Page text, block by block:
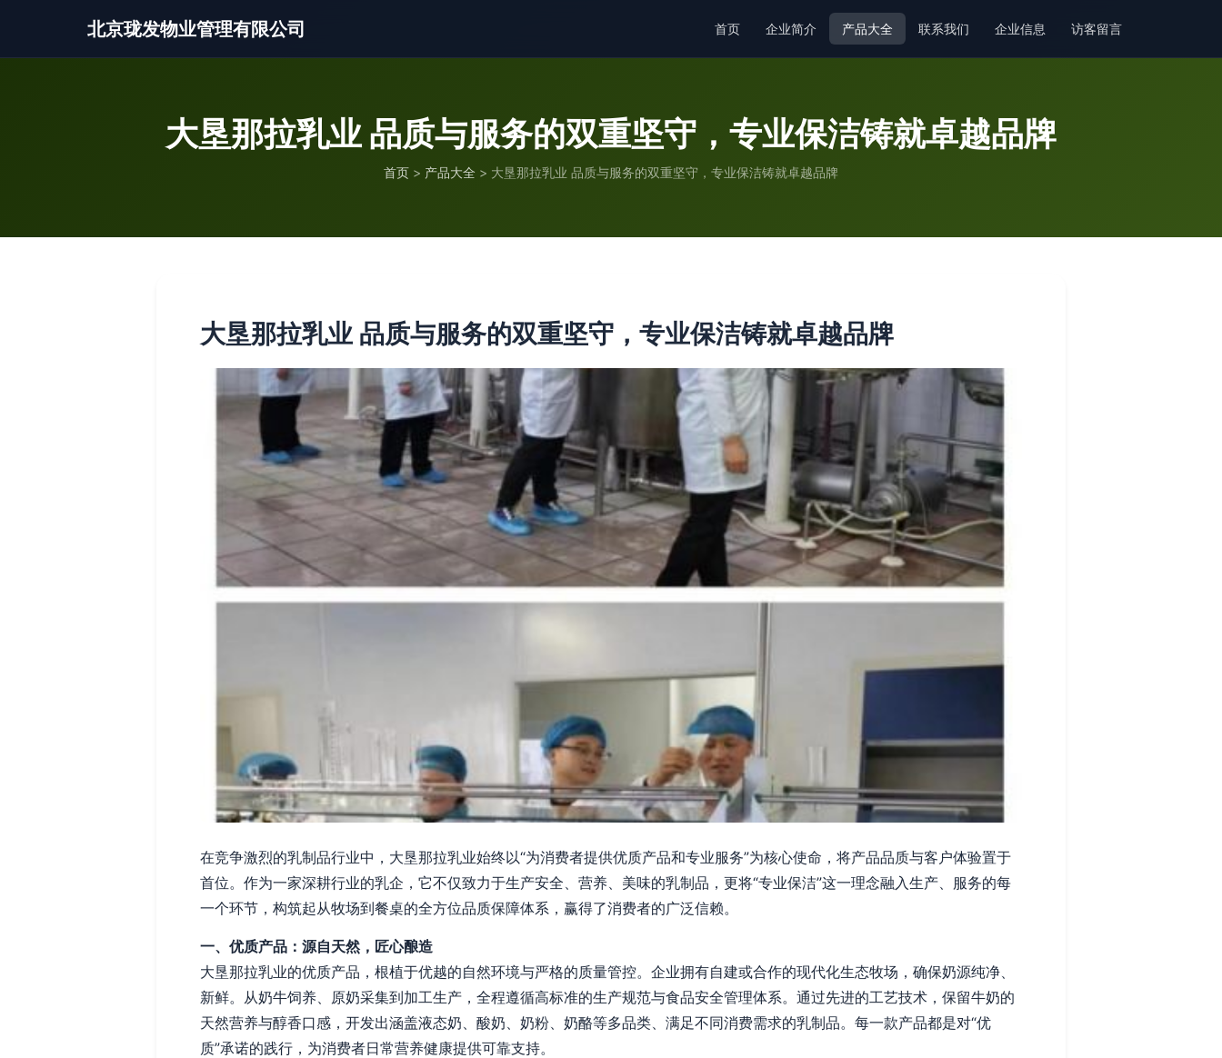
北京珑发物业管理有限公司 首页 企业简介 产品大全 联系我们 企业信息 访客留言
大垦那拉乳业 品质与服务的双重坚守，专业保洁铸就卓越品牌
首页 > 产品大全 > 大垦那拉乳业 品质与服务的双重坚守，专业保洁铸就卓越品牌
大垦那拉乳业 品质与服务的双重坚守，专业保洁铸就卓越品牌
在竞争激烈的乳制品行业中，大垦那拉乳业始终以“为消费者提供优质产品和专业服务”为核心使命，将产品品质与客户体验置于
首位。作为一家深耕行业的乳企，它不仅致力于生产安全、营养、美味的乳制品，更将“专业保洁”这一理念融入生产、服务的每
一个环节，构筑起从牧场到餐桌的全方位品质保障体系，赢得了消费者的广泛信赖。
一、优质产品：源自天然，匠心酿造
大垦那拉乳业的优质产品，根植于优越的自然环境与严格的质量管控。企业拥有自建或合作的现代化生态牧场，确保奶源纯净、
新鲜。从奶牛饲养、原奶采集到加工生产，全程遵循高标准的生产规范与食品安全管理体系。通过先进的工艺技术，保留牛奶的
天然营养与醇香口感，开发出涵盖液态奶、酸奶、奶粉、奶酪等多品类、满足不同消费需求的乳制品。每一款产品都是对“优
质”承诺的践行，为消费者日常营养健康提供可靠支持。